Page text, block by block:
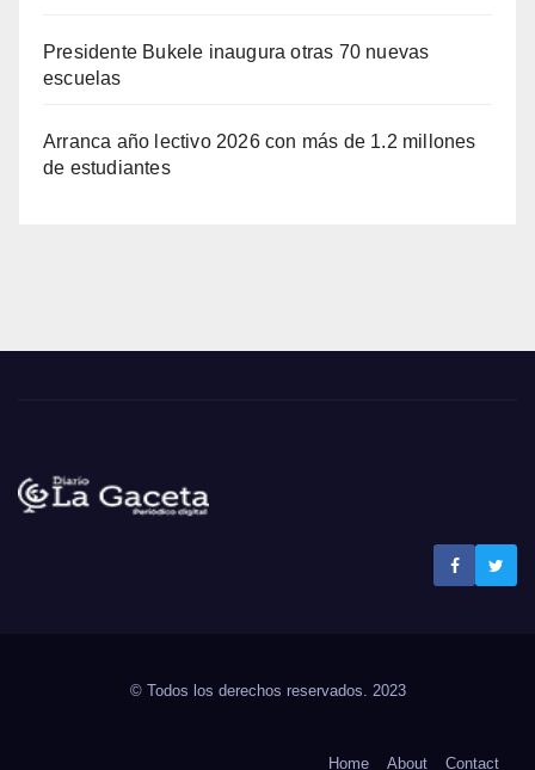
Presidente Bukele inaugura otras 70 nuevas
escuelas
Arranca año lectivo 2026 con más de 1.2 millones
de estudiantes
© Todos los derechos reservados. 2023
Home About Contact